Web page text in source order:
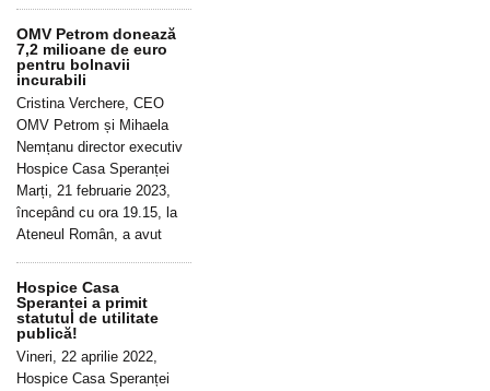
OMV Petrom donează
7,2 milioane de euro
pentru bolnavii
incurabili
Cristina Verchere, CEO
OMV Petrom și Mihaela
Nemțanu director executiv
Hospice Casa Speranței
Marți, 21 februarie 2023,
începând cu ora 19.15, la
Ateneul Român, a avut
Hospice Casa
Speranței a primit
statutul de utilitate
publică!
Vineri, 22 aprilie 2022,
Hospice Casa Speranței